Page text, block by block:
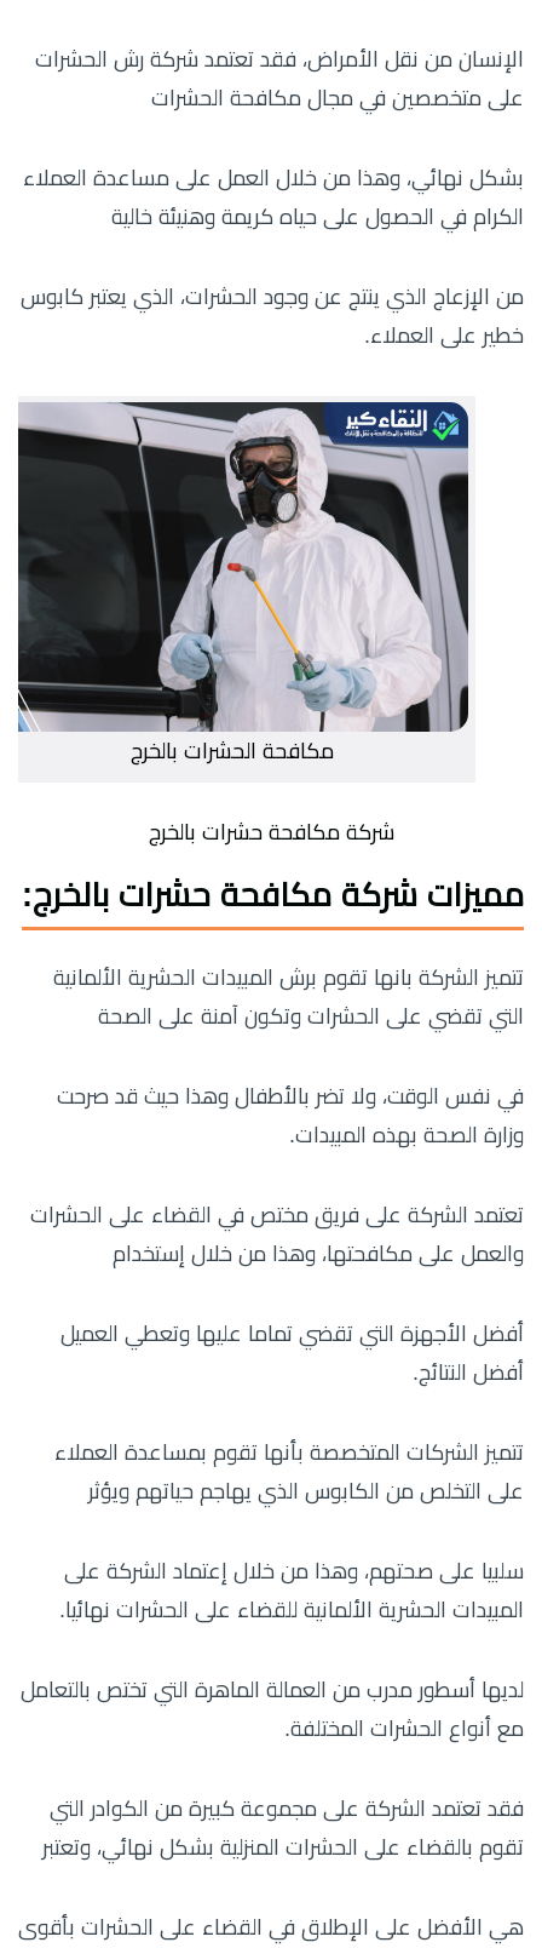
الإنسان من نقل الأمراض، فقد تعتمد شركة رش الحشرات
على متخصصين في مجال مكافحة الحشرات
بشكل نهائي، وهذا من خلال العمل على مساعدة العملاء
الكرام في الحصول على حياه كريمة وهنيئة خالية
من الإزعاج الذي ينتج عن وجود الحشرات، الذي يعتبر كابوس
خطير على العملاء.
مكافحة الحشرات بالخرج
شركة مكافحة حشرات بالخرج
مميزات شركة مكافحة حشرات بالخرج:
تتميز الشركة بانها تقوم برش المبيدات الحشرية الألمانية
التي تقضي على الحشرات وتكون آمنة على الصحة
في نفس الوقت، ولا تضر بالأطفال وهذا حيث قد صرحت
وزارة الصحة بهذه المبيدات.
تعتمد الشركة على فريق مختص في القضاء على الحشرات
والعمل على مكافحتها، وهذا من خلال إستخدام
أفضل الأجهزة التي تقضي تماما عليها وتعطي العميل
أفضل النتائج.
تتميز الشركات المتخصصة بأنها تقوم بمساعدة العملاء
على التخلص من الكابوس الذي يهاجم حياتهم ويؤثر
سلبيا على صحتهم، وهذا من خلال إعتماد الشركة على
المبيدات الحشرية الألمانية للقضاء على الحشرات نهائيا.
لديها أسطور مدرب من العمالة الماهرة التي تختص بالتعامل
مع أنواع الحشرات المختلفة.
فقد تعتمد الشركة على مجموعة كبيرة من الكوادر التي
تقوم بالقضاء على الحشرات المنزلية بشكل نهائي، وتعتبر
هي الأفضل على الإطلاق في القضاء على الحشرات بأقوى